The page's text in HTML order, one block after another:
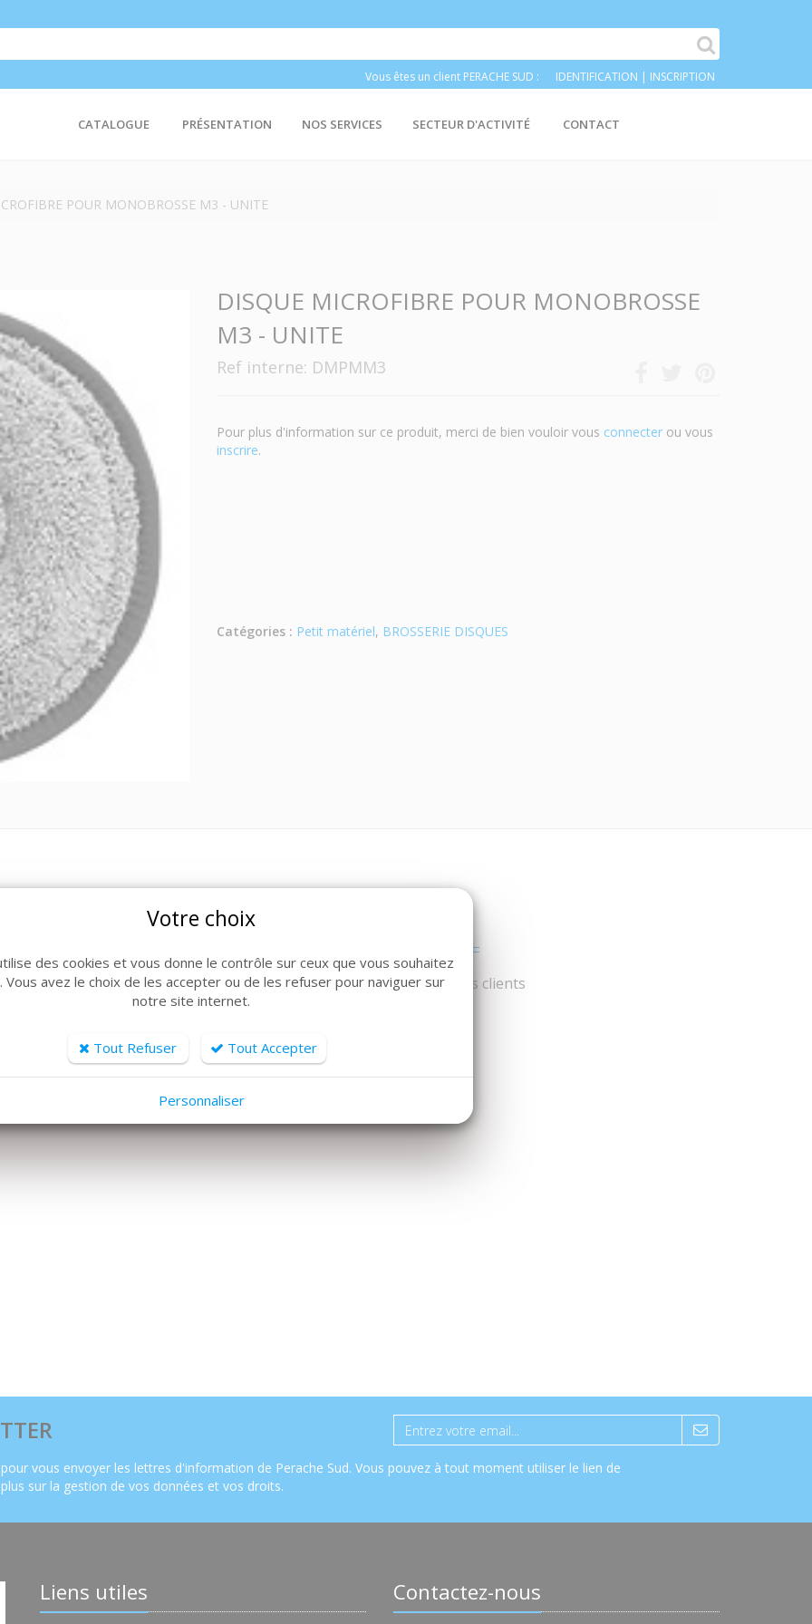
Vous êtes un client PERACHE SUD : IDENTIFICATION | INSCRIPTION
CATALOGUE PRÉSENTATION NOS SERVICES SECTEUR D'ACTIVITÉ CONTACT
POUR MONOBROSSE M3 - UNITE
DISQUE MICROFIBRE POUR MONOBROSSE
M3 - UNITE
Ref interne: DMPMM3
Pour plus d'information sur ce produit, merci de bien vouloir vous connecter ou vous
inscrire.
Catégories : Petit matériel, BROSSERIE DISQUES
de produits, découvrez également ces produits plébiscités par nos clients
vous envoyer les lettres d'information de Perache Sud. Vous pouvez à tout moment utiliser le lien de
sur la gestion de vos données et vos droits.
Liens utiles Contactez-nous
Votre choix
des cookies et vous donne le contrôle sur ceux que vous souhaitez
Vous avez le choix de les accepter ou de les refuser pour naviguer sur
notre site internet.
Tout Refuser Tout Accepter
Personnaliser